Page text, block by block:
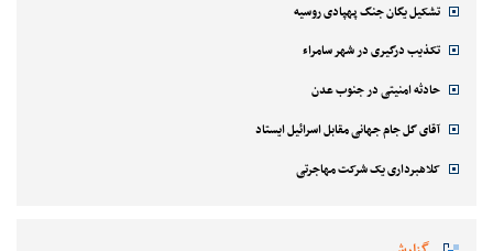
تشکیل یگان جنگ پهپادی روسیه
تکذیب درگیری در شهر سامراء
حادثه امنیتی در جنوب عدن
آقای گل جام جهانی مقابل اسرائیل ایستاد
کلاهبرداری یک شرکت مهاجرتی